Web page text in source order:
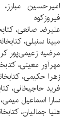
امیرحسین
فیروزکوه
علیرضا صانعی،
مبینا سنبلی،
مرضیه زعیمی‌پور
مهرآور معینی،
زهرا حکیمی،
فرید حاجیخانی،
سارا اسماعیل
هلیا جمالیان، کتابخانه 17 شهریور، شهرستان